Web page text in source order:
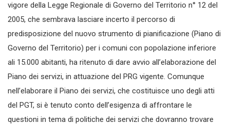
vigore della Legge Regionale di Governo del Territorio n° 12 del
2005, che sembrava lasciare incerto il percorso di
predisposizione del nuovo strumento di pianificazione (Piano di
Governo del Territorio) per i comuni con popolazione inferiore
ali 15.000 abitanti, ha ritenuto di dare avvio all’elaborazione del
Piano dei servizi, in attuazione del PRG vigente. Comunque
nell’elaborare il Piano dei servizi, che costituisce uno degli atti
del PGT, si è tenuto conto dell’esigenza di affrontare le
questioni in tema di politiche dei servizi che dovranno trovare